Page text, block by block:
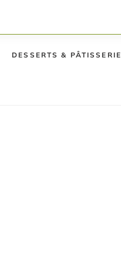
DESSERTS & PÂTISSERIE